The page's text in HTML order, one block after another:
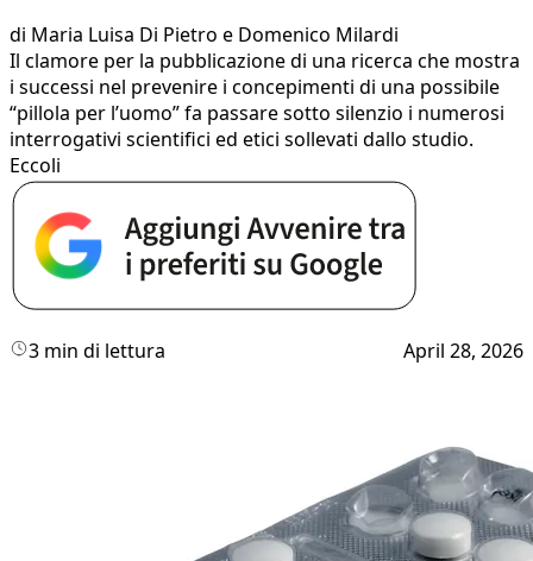
di Maria Luisa Di Pietro e Domenico Milardi
Il clamore per la pubblicazione di una ricerca che mostra
i successi nel prevenire i concepimenti di una possibile
“pillola per l’uomo” fa passare sotto silenzio i numerosi
interrogativi scientifici ed etici sollevati dallo studio.
Eccoli
3 min di lettura April 28, 2026